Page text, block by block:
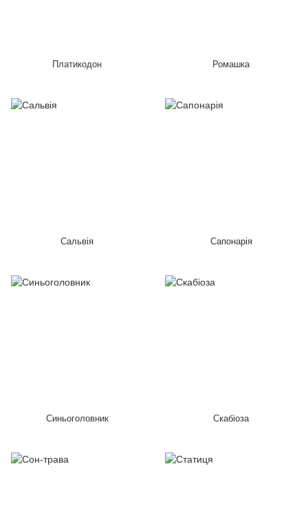
Платикодон Ромашка
Сальвія Сапонарія
Синьоголовник Скабіоза